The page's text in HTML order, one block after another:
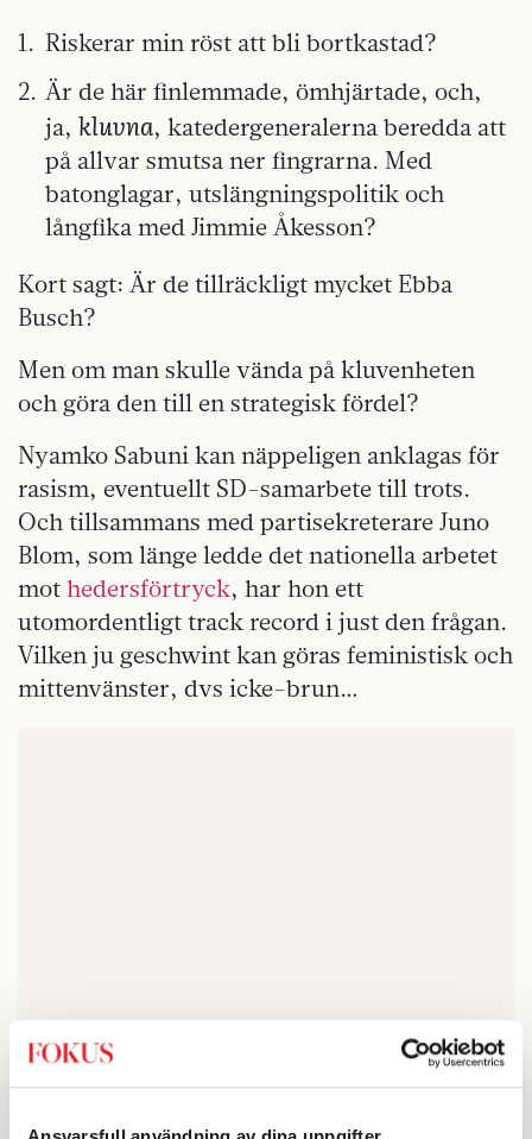
Riskerar min röst att bli bortkastad?
Är de här finlemmade, ömhjärtade, och,
ja, kluvna, katedergeneralerna beredda att
på allvar smutsa ner fingrarna. Med
batonglagar, utslängningspolitik och
långfika med Jimmie Åkesson?
Kort sagt: Är de tillräckligt mycket Ebba
Busch?
Men om man skulle vända på kluvenheten
och göra den till en strategisk fördel?
Nyamko Sabuni kan näppeligen anklagas för
rasism, eventuellt SD-samarbete till trots.
Och tillsammans med partisekreterare Juno
Blom, som länge ledde det nationella arbetet
mot hedersförtryck, har hon ett
utomordentligt track record i just den frågan.
Vilken ju geschwint kan göras feministisk och
mittenvänster, dvs icke-brun…